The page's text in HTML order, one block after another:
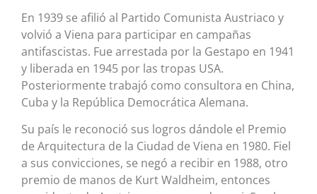
En 1939 se afilió al Partido Comunista Austriaco y
volvió a Viena para participar en campañas
antifascistas. Fue arrestada por la Gestapo en 1941
y liberada en 1945 por las tropas USA.
Posteriormente trabajó como consultora en China,
Cuba y la República Democrática Alemana.
Su país le reconoció sus logros dándole el Premio
de Arquitectura de la Ciudad de Viena en 1980. Fiel
a sus convicciones, se negó a recibir en 1988, otro
premio de manos de Kurt Waldheim, entonces